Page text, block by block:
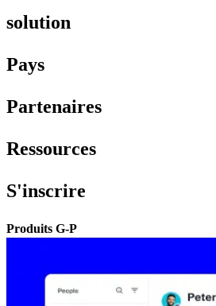
solution​​
Pays​​
Partenaires​​
Ressources​​
S'inscrire​​
Produits G-P​​